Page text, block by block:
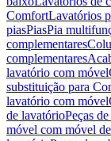
ComfortLavatórios
piasPiasPia
complementares
complementares
lavatório com móvel
substituição para
lavatório com móvel
de lavatórioPeças
móvel com móvel